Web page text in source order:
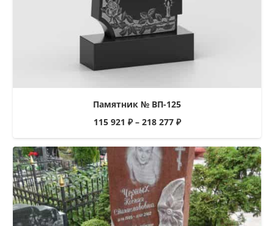
Памятник № ВП-125
115 921 ₽– 218 277 ₽